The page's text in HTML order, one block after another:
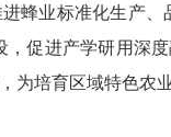
蜂业标准化生产
，促进产学研用深
为培育区域特色农